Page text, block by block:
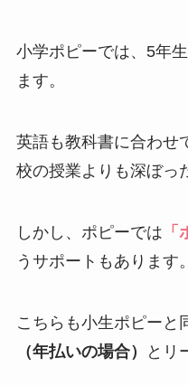
小学ポピーでは、5年
ます。
英語も教科書に合わせ
校の授業よりも深ぼっ
しかし、ポピーでは
うサポートもあります。
こちらも小生ポピーと
（年払いの場合）
とリ